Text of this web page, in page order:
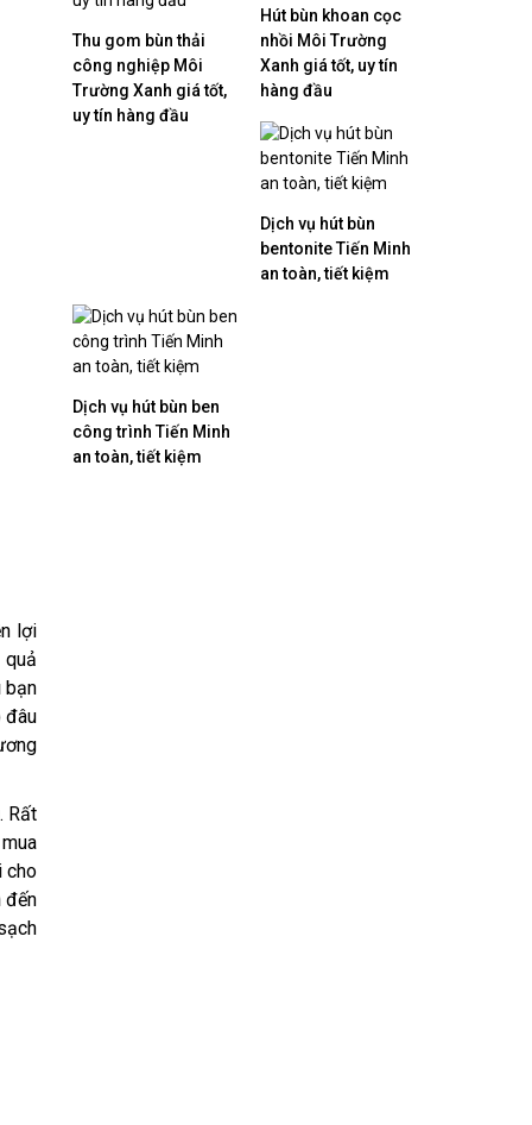
lợi
bạn
đâu
Rất
cho
đến
Thu gom bùn thải
công nghiệp Môi
Trường Xanh giá tốt,
uy tín hàng đầu
Hút bùn khoan cọc
nhồi Môi Trường
Xanh giá tốt, uy tín
hàng đầu
Dịch vụ hút bùn
bentonite Tiến Minh
an toàn, tiết kiệm
Dịch vụ hút bùn ben
công trình Tiến Minh
an toàn, tiết kiệm